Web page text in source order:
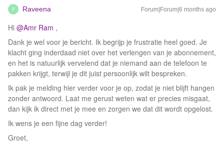
R Raveena Forum|Forum|6 months ago
Hi ​ @Amr Ram ,
Dank je wel voor je bericht. Ik begrijp je frustratie heel goed. Je
klacht ging inderdaad niet over het verlengen van je abonnement,
en het is natuurlijk vervelend dat je niemand aan de telefoon te
pakken krijgt, terwijl je dit juist persoonlijk wilt bespreken.
Ik pak je melding hier verder voor je op, zodat je niet blijft hangen
zonder antwoord. Laat me gerust weten wat er precies misgaat,
dan kijk ik direct met je mee en zorgen we dat dit wordt opgelost.
Ik wens je een fijne dag verder!
Groet,